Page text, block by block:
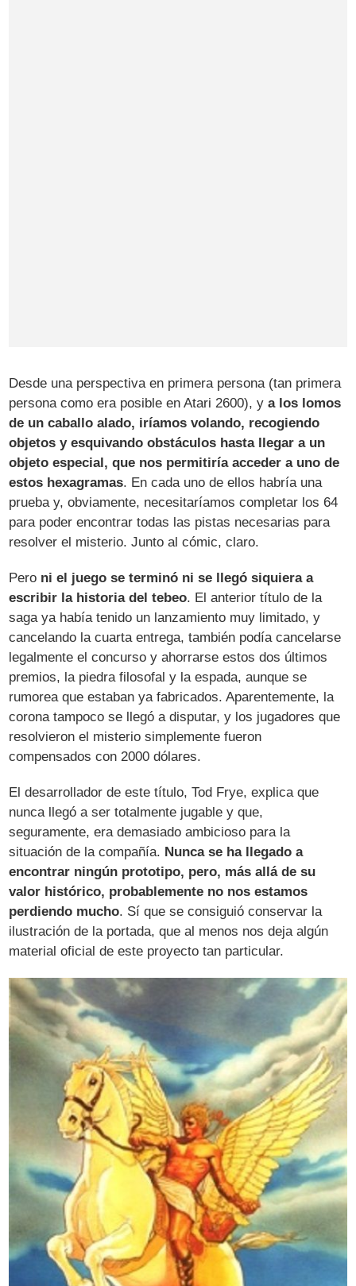
Desde una perspectiva en primera persona (tan primera
persona como era posible en Atari 2600), ya los lomos
de un caballo alado, iríamos volando, recogiendo
objetos y esquivando obstáculos hasta llegar a un
objeto especial, que nos permitiría acceder a uno de
estos hexagramas. En cada uno de ellos habría una
prueba y, obviamente, necesitaríamos completar los 64
para poder encontrar todas las pistas necesarias para
resolver el misterio. Junto al cómic, claro.
Pero ni el juego se terminó ni se llegó siquiera a
escribir la historia del tebeo. El anterior título de la
saga ya había tenido un lanzamiento muy limitado, y
cancelando la cuarta entrega, también podía cancelarse
legalmente el concurso y ahorrarse estos dos últimos
premios, la piedra filosofal y la espada, aunque se
rumorea que estaban ya fabricados. Aparentemente, la
corona tampoco se llegó a disputar, y los jugadores que
resolvieron el misterio simplemente fueron
compensados con 2000 dólares.
El desarrollador de este título, Tod Frye, explica que
nunca llegó a ser totalmente jugable y que,
seguramente, era demasiado ambicioso para la
situación de la compañía. Nunca se ha llegado a
encontrar ningún prototipo, pero, más allá de su
valor histórico, probablemente no nos estamos
perdiendo mucho. Sí que se consiguió conservar la
ilustración de la portada, que al menos nos deja algún
material oficial de este proyecto tan particular.